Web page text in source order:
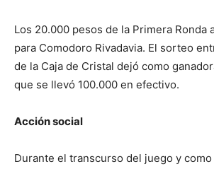
Los 20.000 pesos de la Primera Ronda
para Comodoro Rivadavia. El sorteo
de la Caja de Cristal dejó como
que se llevó 100.000 en efectivo.
Acción social
Durante el transcurso del juego y